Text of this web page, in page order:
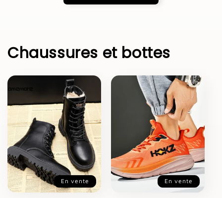
Chaussures et bottes
En vente En vente